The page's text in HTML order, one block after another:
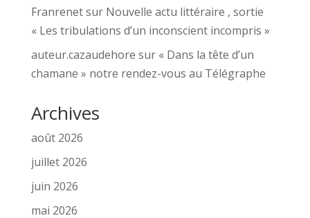
Franrenetsur Nouvelle actu littéraire , sortie
« Les tribulations d’un inconscient incompris »
auteur.cazaudehore sur « Dans la tête d’un
chamane » notre rendez-vous au Télégraphe
Archives
août 2026
juillet 2026
juin 2026
mai 2026